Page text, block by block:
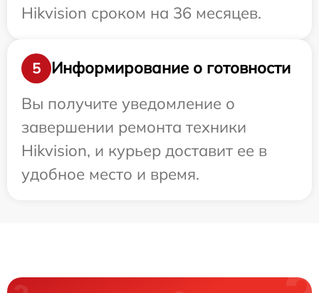
Hikvision сроком на 36 месяцев.
5
Информирование о готовности
Вы получите уведомление о
завершении ремонта техники
Hikvision, и курьер доставит ее в
удобное место и время.